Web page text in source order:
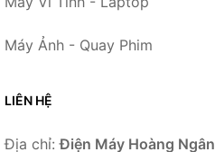
Máy Ảnh - Quay Phim
LIÊN HỆ
Địa chỉ:Điện Máy Hoàng Ngân